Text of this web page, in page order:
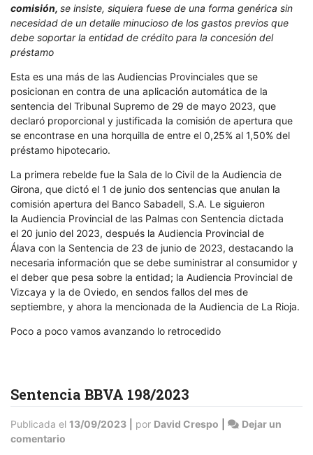
comisión, se insiste, siquiera fuese de una forma genérica sin
necesidad de un detalle minucioso de los gastos previos que
debe soportar la entidad de crédito para la concesión del
préstamo
Esta es una más de las Audiencias Provinciales que se
posicionan en contra de una aplicación automática de la
sentencia del Tribunal Supremo de 29 de mayo 2023, que
declaró proporcional y justificada la comisión de apertura que
se encontrase en una horquilla de entre el 0,25% al 1,50% del
préstamo hipotecario.
La primera rebelde fue la Sala de lo Civil de la Audiencia de
Girona, que dictó el 1 de junio dos sentencias que anulan la
comisión apertura del Banco Sabadell, S.A. Le siguieron
la Audiencia Provincial de las Palmas con Sentencia dictada
el 20 junio del 2023, después la Audiencia Provincial de
Álava con la Sentencia de 23 de junio de 2023, destacando la
necesaria información que se debe suministrar al consumidor y
el deber que pesa sobre la entidad; la Audiencia Provincial de
Vizcaya y la de Oviedo, en sendos fallos del mes de
septiembre, y ahora la mencionada de la Audiencia de La Rioja.
Poco a poco vamos avanzando lo retrocedido
Sentencia BBVA 198/2023
Publicada el 13/09/2023 por David Crespo
Dejar un
comentario